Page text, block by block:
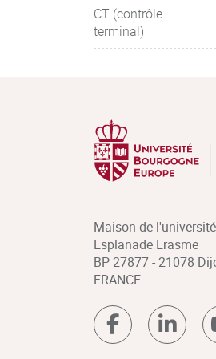
CT (contrôle
terminal)
Maison de l'université
Esplanade Erasme
BP 27877 - 21078
FRANCE